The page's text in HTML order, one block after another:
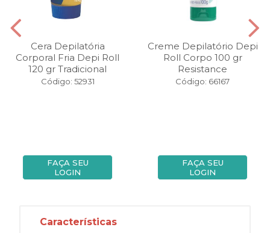
Cera Depilatória
Corporal Fria Depi Roll
120 gr Tradicional
Código: 52931
FAÇA SEU
LOGIN
Creme Depilatório Depi
Roll Corpo 100 gr
Resistance
Código: 66167
FAÇA SEU
LOGIN
Características